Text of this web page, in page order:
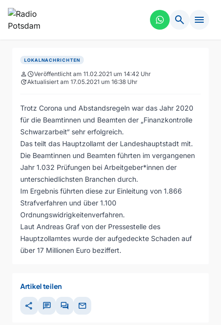
search menu
LOKALNACHRICHTEN
personscheduleVeröffentlicht am 11.02.2021 um 14:42 Uhr
updateAktualisiert am 17.05.2021 um 16:38 Uhr
Trotz Corona und Abstandsregeln war das Jahr 2020
für die Beamtinnen und Beamten der „Finanzkontrolle
Schwarzarbeit“ sehr erfolgreich.
Das teilt das Hauptzollamt der Landeshauptstadt mit.
Die Beamtinnen und Beamten führten im vergangenen
Jahr 1.032 Prüfungen bei Arbeitgeber*innen der
unterschiedlichsten Branchen durch.
Im Ergebnis führten diese zur Einleitung von 1.866
Strafverfahren und über 1.100
Ordnungswidrigkeitenverfahren.
Laut Andreas Graf von der Pressestelle des
Hauptzollamtes wurde der aufgedeckte Schaden auf
über 17 Millionen Euro beziffert.
Artikel teilen
share chat forum mail